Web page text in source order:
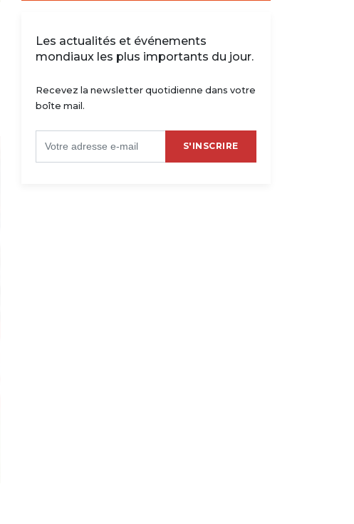
Les actualités et événements
mondiaux les plus importants du jour.
Recevez la newsletter quotidienne dans votre
boîte mail.
S'INSCRIRE